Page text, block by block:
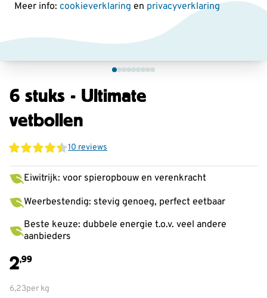
Meer info: cookieverklaring en privacyverklaring
6 stuks - Ultimate
vetbollen
10 reviews
Eiwitrijk: voor spieropbouw en verenkracht
Weerbestendig: stevig genoeg, perfect eetbaar
Beste keuze: dubbele energie t.o.v. veel andere
aanbieders
2,99
6,23per kg